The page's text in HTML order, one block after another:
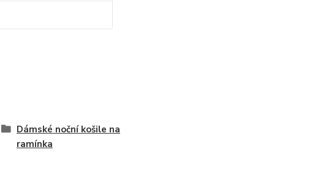
Dámské noční košile na
ramínka